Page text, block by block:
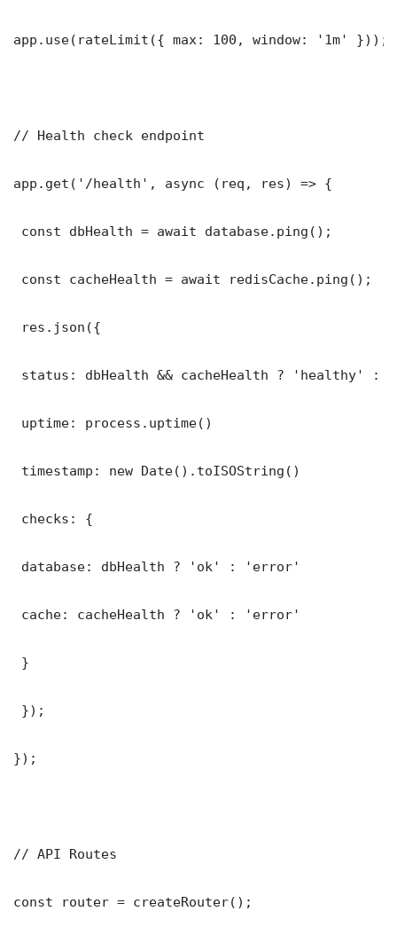
app.use(rateLimit({ max: 100, window: '1m' }));
// Health check endpoint
app.get('/health', async (req, res) => {
const dbHealth = await database.ping();
const cacheHealth = await redisCache.ping();
res.json({
status: dbHealth && cacheHealth ? 'healthy' :
uptime: process.uptime()
timestamp: new Date().toISOString()
checks: {
database: dbHealth ? 'ok' : 'error'
cache: cacheHealth ? 'ok' : 'error'
}
});
});
// API Routes
const router = createRouter();